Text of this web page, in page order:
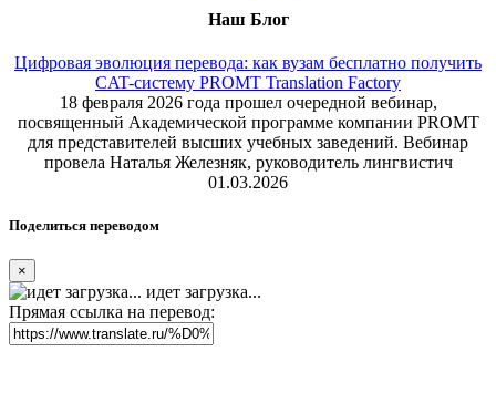
Наш Блог
Цифровая эволюция перевода: как вузам бесплатно получить
CAT-систему PROMT Translation Factory
18 февраля 2026 года прошел очередной вебинар,
посвященный Академической программе компании PROMT
для представителей высших учебных заведений. Вебинар
провела Наталья Железняк, руководитель лингвистич
01.03.2026
Поделиться переводом
×
идет загрузка...
Прямая ссылка на перевод: